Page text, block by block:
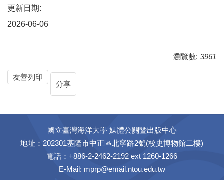
更新日期:
2026-06-06
瀏覽數: 3961
友善列印
分享
國立臺灣海洋大學 媒體公關暨出版中心
地址：202301基隆市中正區北寧路2號(校史博物館二樓)
電話：+886-2-2462-2192 ext 1260-1266
E-Mail: mprp@email.ntou.edu.tw